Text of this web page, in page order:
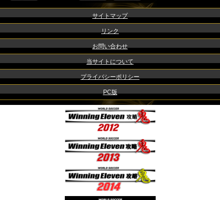
サイトマップ
リンク
お問い合わせ
当サイトについて
プライバシーポリシー
PC版